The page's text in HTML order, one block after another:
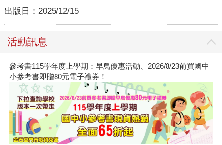
出版日： 2025/12/15
活動訊息
參考書115學年度上學期：早鳥優惠活動、2026/8/23前買國中
小參考書即贈80元電子禮券！